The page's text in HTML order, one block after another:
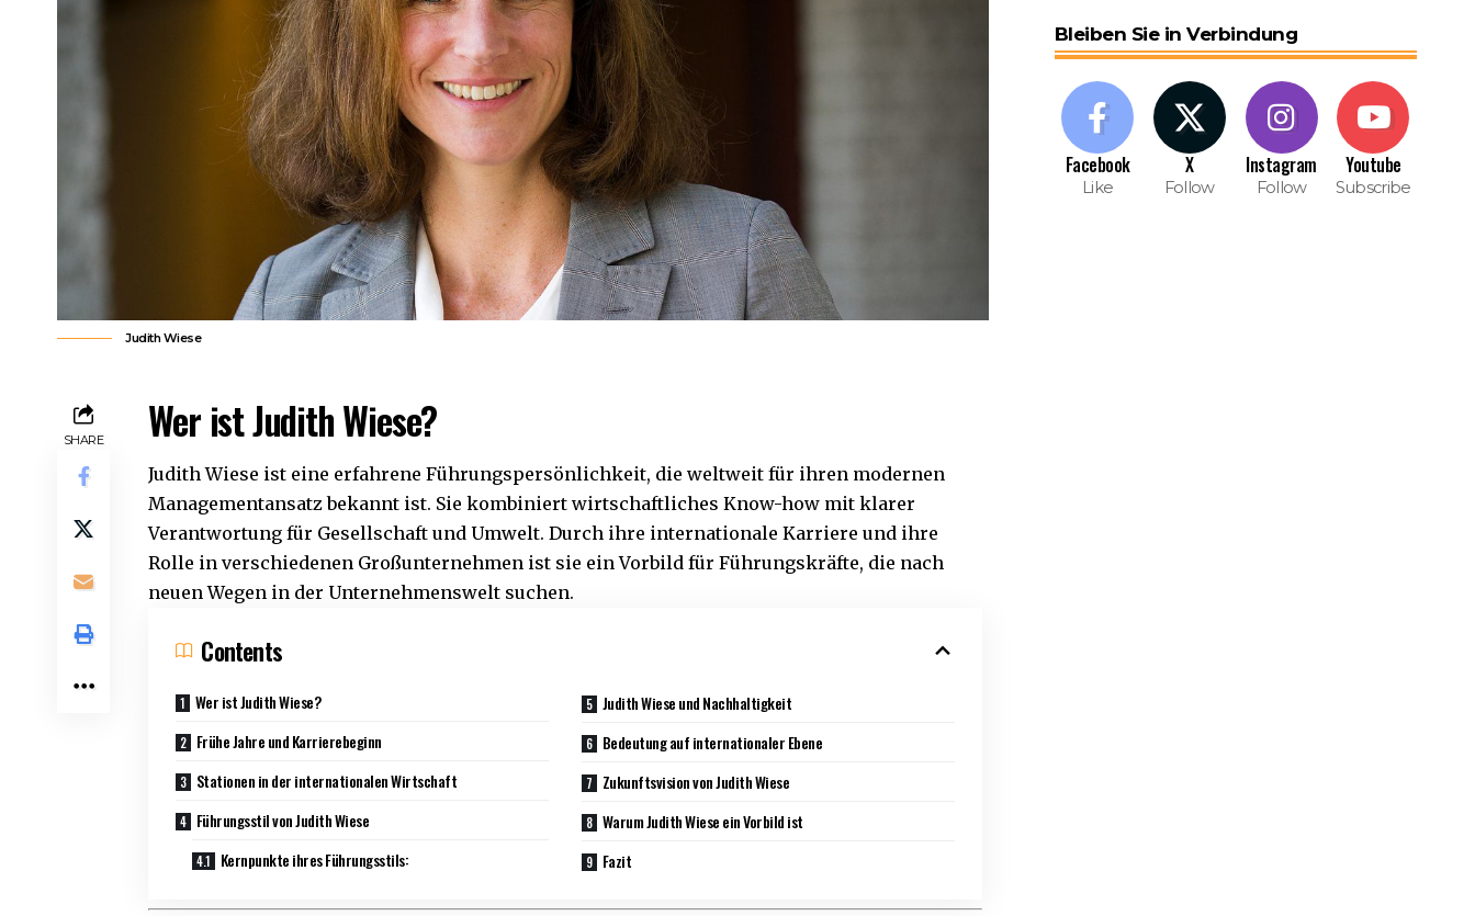
Judith Wiese
SHARE Wer ist Judith Wiese?
Judith Wiese ist eine erfahrene Führungspersönlichkeit, die weltweit für ihren modernen
Managementansatz bekannt ist. Sie kombiniert wirtschaftliches Know-how mit klarer
Verantwortung für Gesellschaft und Umwelt. Durch ihre internationale Karriere und ihre
Rolle in verschiedenen Großunternehmen ist sie ein Vorbild für Führungskräfte, die nach
neuen Wegen in der Unternehmenswelt suchen.
Contents
Wer ist Judith Wiese?
Frühe Jahre und Karrierebeginn
Stationen in der internationalen Wirtschaft
Führungsstil von Judith Wiese
Kernpunkte ihres Führungsstils:
Judith Wiese und Nachhaltigkeit
Bedeutung auf internationaler Ebene
Zukunftsvision von Judith Wiese
Warum Judith Wiese ein Vorbild ist
Fazit
Bleiben Sie in Verbindung
Facebook
Like
X
Follow
Instagram
Follow
Youtube
Subscribe